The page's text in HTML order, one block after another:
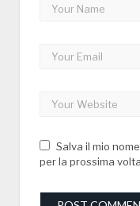
Salva il mio
per la prossima